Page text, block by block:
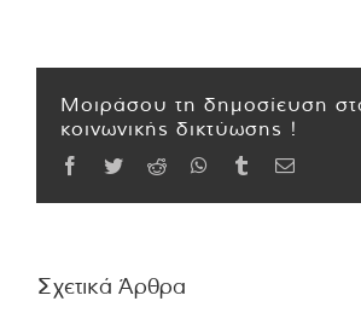
Μοιράσου τη δημοσίευση
κοινωνικής δικτύωσης !
Facebook
TwitterReddit WhatsApp
TumblrEmail
Σχετικά Άρθρα